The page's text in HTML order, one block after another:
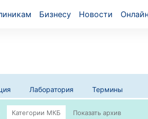
Бизнесу Новости
Лаборатория Термины